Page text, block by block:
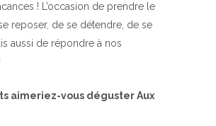
! L’occasion de prendre le
reposer, de se détendre, de se
aussi de répondre à nos
aimeriez-vous déguster Aux